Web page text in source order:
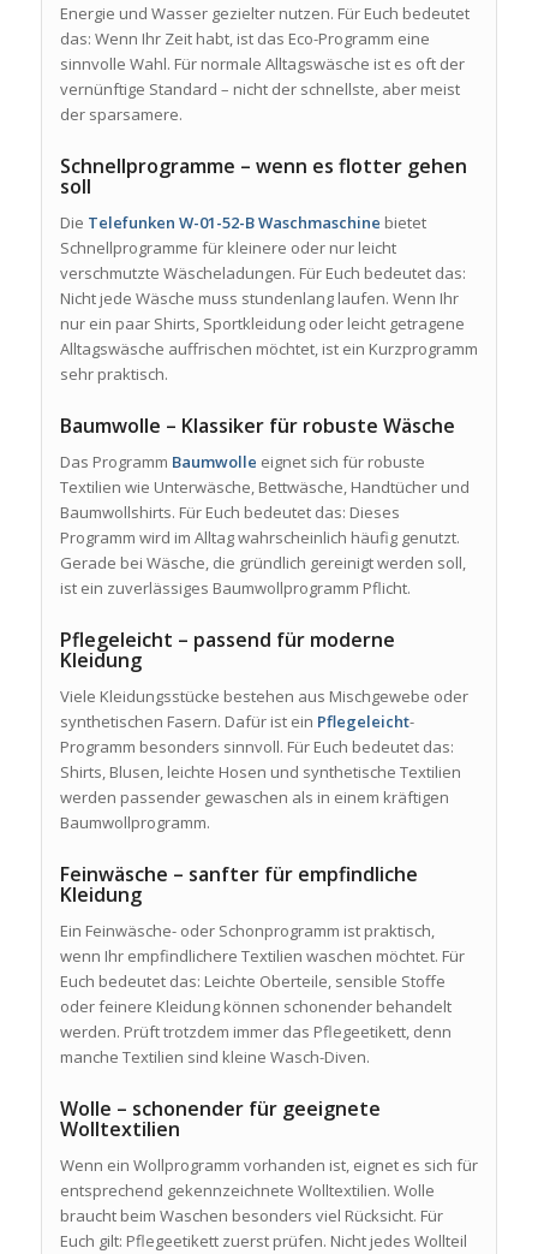
Energie und Wasser gezielter nutzen. Für Euch bedeutet
das: Wenn Ihr Zeit habt, ist das Eco-Programm eine
sinnvolle Wahl. Für normale Alltagswäsche ist es oft der
vernünftige Standard – nicht der schnellste, aber meist
der sparsamere.
Schnellprogramme – wenn es flotter gehen
soll
Die Telefunken W-01-52-B Waschmaschine bietet
Schnellprogramme für kleinere oder nur leicht
verschmutzte Wäscheladungen. Für Euch bedeutet das:
Nicht jede Wäsche muss stundenlang laufen. Wenn Ihr
nur ein paar Shirts, Sportkleidung oder leicht getragene
Alltagswäsche auffrischen möchtet, ist ein Kurzprogramm
sehr praktisch.
Baumwolle – Klassiker für robuste Wäsche
Das Programm Baumwolle eignet sich für robuste
Textilien wie Unterwäsche, Bettwäsche, Handtücher und
Baumwollshirts. Für Euch bedeutet das: Dieses
Programm wird im Alltag wahrscheinlich häufig genutzt.
Gerade bei Wäsche, die gründlich gereinigt werden soll,
ist ein zuverlässiges Baumwollprogramm Pflicht.
Pflegeleicht – passend für moderne
Kleidung
Viele Kleidungsstücke bestehen aus Mischgewebe oder
synthetischen Fasern. Dafür ist ein Pflegeleicht-
Programm besonders sinnvoll. Für Euch bedeutet das:
Shirts, Blusen, leichte Hosen und synthetische Textilien
werden passender gewaschen als in einem kräftigen
Baumwollprogramm.
Feinwäsche – sanfter für empfindliche
Kleidung
Ein Feinwäsche- oder Schonprogramm ist praktisch,
wenn Ihr empfindlichere Textilien waschen möchtet. Für
Euch bedeutet das: Leichte Oberteile, sensible Stoffe
oder feinere Kleidung können schonender behandelt
werden. Prüft trotzdem immer das Pflegeetikett, denn
manche Textilien sind kleine Wasch-Diven.
Wolle – schonender für geeignete
Wolltextilien
Wenn ein Wollprogramm vorhanden ist, eignet es sich für
entsprechend gekennzeichnete Wolltextilien. Wolle
braucht beim Waschen besonders viel Rücksicht. Für
Euch gilt: Pflegeetikett zuerst prüfen. Nicht jedes Wollteil